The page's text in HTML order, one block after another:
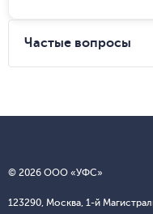
Частые вопросы
© 2026 ООО «УФС»
123290, Москва, 1-й